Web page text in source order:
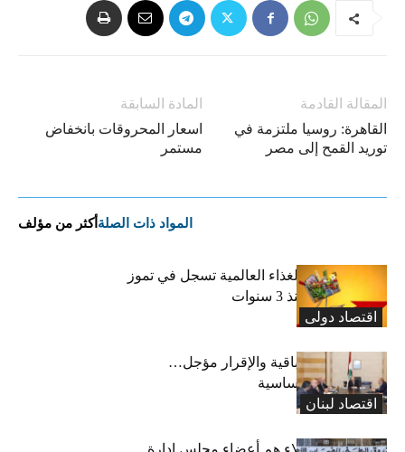
المادة السابقة
اسعار المحروقات بانخفاض
مستمر
المقالة القادمة
القاهرة: روسيا ملتزمة في
توريد القمح إلى مصر
المواد ذات الصلة أكثر من مؤلف
اقتصاد دولی
“الفاو”: أسعار الغذاء العالمية تسجل في تموز
أعلى مستوى منذ 3 سنوات
اقتصاد لبنان
رسوم النفايات باقية والإقرار مؤجل…
واستثناء لمواد أساسية